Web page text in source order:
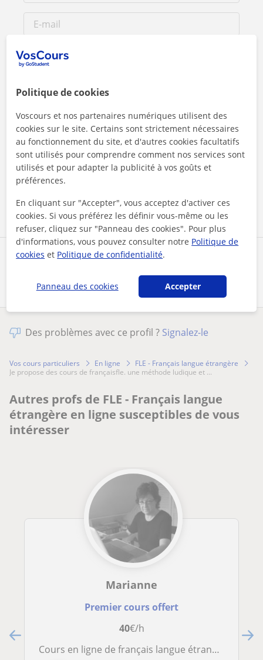
Partagez ce professeur
En cliquant sur l'un des deux boutons, vous acceptez nos
mentions légales
et de confidentialité
Contacter maintenant
Des problèmes avec ce profil ? Signalez-le
Vos cours particuliers En ligne
FLE - Français langue étrangère
je propose des cours de françaisfle. une méthode ludique et ...
Autres profs de FLE - Français langue
étrangère en ligne susceptibles de vous
intéresser
Marianne
Premier cours offert
40€/h
Cours en ligne de français langue étrangère
Politique de cookies
Voscours et nos partenaires numériques utilisent des
cookies sur le site. Certains sont strictement nécessaires
au fonctionnement du site, et d'autres cookies facultatifs
sont utilisés pour comprendre comment nos services sont
utilisés et pour adapter la publicité à vos goûts et
préférences.
En cliquant sur "Accepter", vous acceptez d'activer ces
cookies. Si vous préférez les définir vous-même ou les
refuser, cliquez sur "Panneau des cookies". Pour plus
d'informations, vous pouvez consulter notre Politique de
cookies et Politique de confidentialité.
Panneau des cookies Accepter